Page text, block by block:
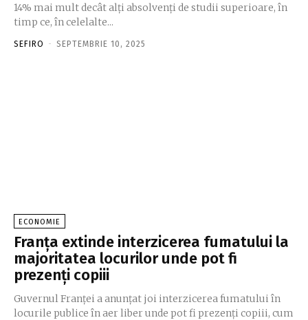
14% mai mult decât alți absolvenți de studii superioare, în
timp ce, în celelalte...
SEFIRO - SEPTEMBRIE 10, 2025
ECONOMIE
Franța extinde interzicerea fumatului la
majoritatea locurilor unde pot fi
prezenți copiii
Guvernul Franței a anunțat joi interzicerea fumatului în
locurile publice în aer liber unde pot fi prezenți copiii, cum